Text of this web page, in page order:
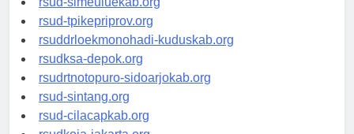
rsud-simeuluekab.org
rsud-tpikepriprov.org
rsuddrloekmonohadi-kuduskab.org
rsudksa-depok.org
rsudrtnotopuro-sidoarjokab.org
rsud-sintang.org
rsud-cilacapkab.org